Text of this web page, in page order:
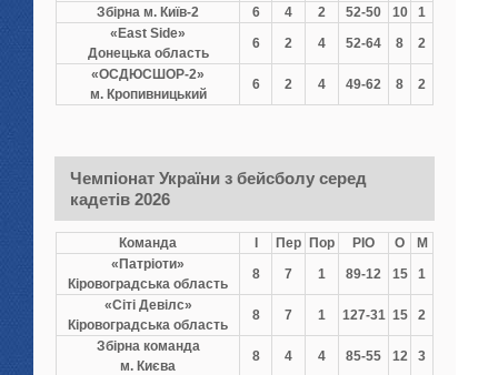
Збірна м. Київ-2
6 4 2 52-50 10
1
«East Side»
Донецька область
6 2 4 52-64 8
2
«ОСДЮСШОР-2»
м. Кропивницький
6 2 4 49-62 8 2
Чемпіонат України з бейсболу серед
кадетів 2026
Команда Пер Пор РІО О
М
«Патріоти»
Кіровоградська область
8 7 1 89-12 15
1
«Сіті Девілс»
Кіровоградська область
8 7 1 127-31 15
2
Збірна команда
м. Києва
8 4 4 85-55 12
3